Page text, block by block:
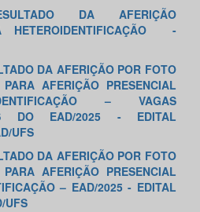
DA AFERIÇÃO
HETEROIDENTIFICAÇÃO -
DA AFERIÇÃO POR FOTO
AFERIÇÃO PRESENCIAL
– VAGAS
DO EAD/2025 - EDITAL
UFS
DA AFERIÇÃO POR FOTO
AFERIÇÃO PRESENCIAL
– EAD/2025 - EDITAL
UFS